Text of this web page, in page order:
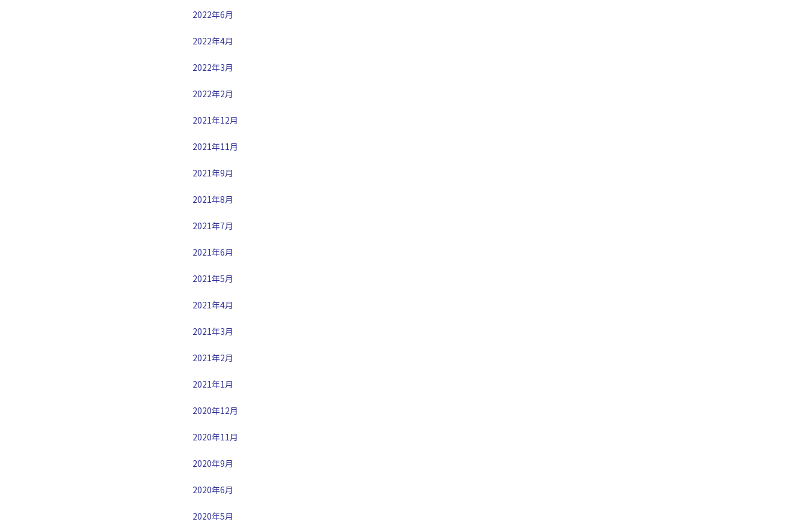
2022年6月
2022年4月
2022年3月
2022年2月
2021年12月
2021年11月
2021年9月
2021年8月
2021年7月
2021年6月
2021年5月
2021年4月
2021年3月
2021年2月
2021年1月
2020年12月
2020年11月
2020年9月
2020年6月
2020年5月